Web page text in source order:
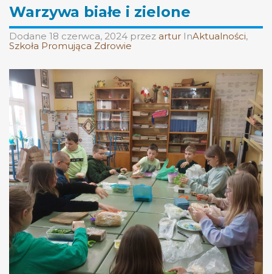
Warzywa białe i zielone
Dodane 18 czerwca, 2024 przez artur InAktualności,
Szkoła Promująca Zdrowie